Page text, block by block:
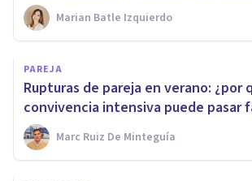
Marian Batle Izquierdo
PAREJA
Rupturas de pareja en verano: ¿por
convivencia intensiva puede pasar
Marc Ruiz De Minteguía